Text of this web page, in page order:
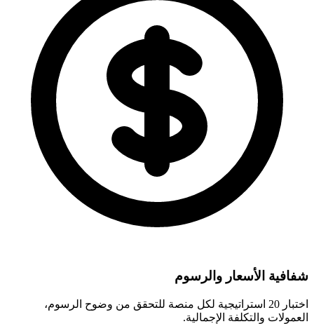
شفافية الأسعار والرسوم
اختبار 20 استراتيجية لكل منصة للتحقق من وضوح الرسوم،
العمولات والتكلفة الإجمالية.